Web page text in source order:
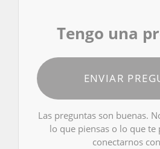
Tengo una
ENVIAR
Las preguntas son buenas.
lo que piensas o lo que te
conectarnos